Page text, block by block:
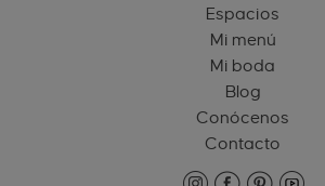
Espacios
Mi menú
Mi boda
Blog
Conócenos
Contacto